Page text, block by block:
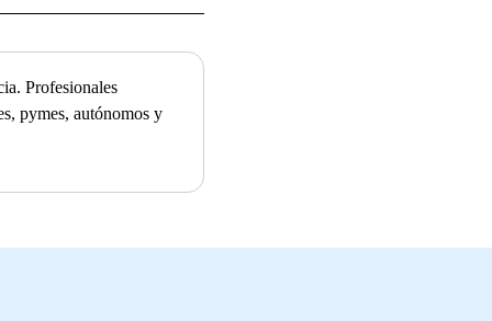
Profesionales
pymes, autónomos y